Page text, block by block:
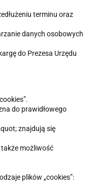
terminu oraz
danych osobowych
do Prezesa Urzędu
do prawidłowego
znajdują się
możliwość
plików „cookies”: